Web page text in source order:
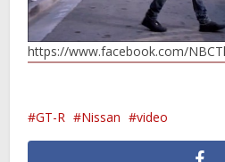
https://www.facebook.com/
GT-R Nissan video